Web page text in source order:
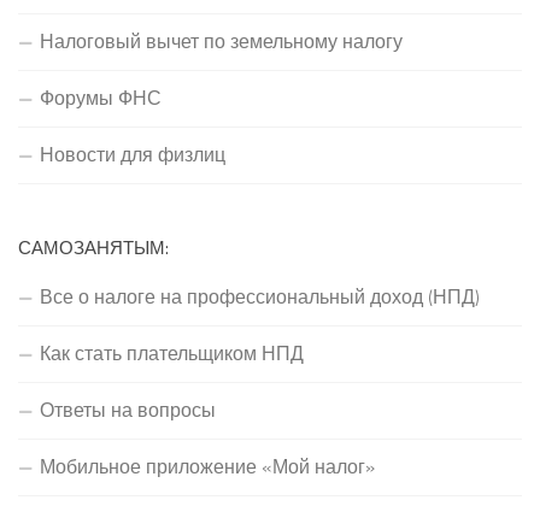
Налоговый вычет по земельному налогу
Форумы ФНС
Новости для физлиц
САМОЗАНЯТЫМ:
Все о налоге на профессиональный доход (НПД)
Как стать плательщиком НПД
Ответы на вопросы
Мобильное приложение «Мой налог»